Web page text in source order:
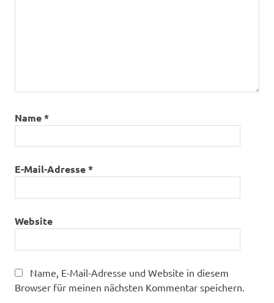
Name*
E-Mail-Adresse*
Website
Name, E-Mail-Adresse und Website in diesem
Browser für meinen nächsten Kommentar speichern.